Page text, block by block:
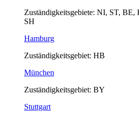
Zuständigkeitsgebiete: NI, ST,
SH
Hamburg
Zuständigkeitsgebiet: HB
München
Zuständigkeitsgebiet: BY
Stuttgart